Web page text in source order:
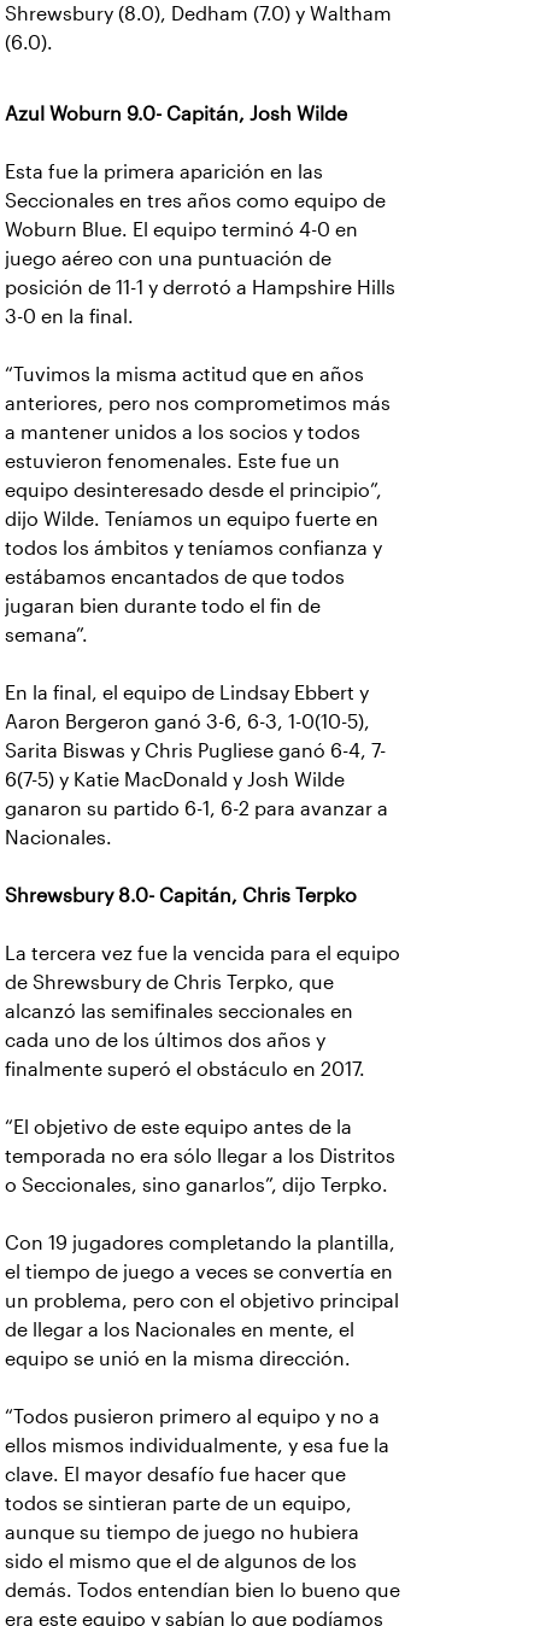
Shrewsbury (8.0), Dedham (7.0) y Waltham
(6.0).
Azul Woburn 9.0- Capitán, Josh Wilde
Esta fue la primera aparición en las
Seccionales en tres años como equipo de
Woburn Blue. El equipo terminó 4-0 en
juego aéreo con una puntuación de
posición de 11-1 y derrotó a Hampshire Hills
3-0 en la final.
“Tuvimos la misma actitud que en años
anteriores, pero nos comprometimos más
a mantener unidos a los socios y todos
estuvieron fenomenales. Este fue un
equipo desinteresado desde el principio”,
dijo Wilde. Teníamos un equipo fuerte en
todos los ámbitos y teníamos confianza y
estábamos encantados de que todos
jugaran bien durante todo el fin de
semana”.
En la final, el equipo de Lindsay Ebbert y
Aaron Bergeron ganó 3-6, 6-3, 1-0(10-5),
Sarita Biswas y Chris Pugliese ganó 6-4, 7-
6(7-5) y Katie MacDonald y Josh Wilde
ganaron su partido 6-1, 6-2 para avanzar a
Nacionales.
Shrewsbury 8.0- Capitán, Chris Terpko
La tercera vez fue la vencida para el equipo
de Shrewsbury de Chris Terpko, que
alcanzó las semifinales seccionales en
cada uno de los últimos dos años y
finalmente superó el obstáculo en 2017.
“El objetivo de este equipo antes de la
temporada no era sólo llegar a los Distritos
o Seccionales, sino ganarlos”, dijo Terpko.
Con 19 jugadores completando la plantilla,
el tiempo de juego a veces se convertía en
un problema, pero con el objetivo principal
de llegar a los Nacionales en mente, el
equipo se unió en la misma dirección.
“Todos pusieron primero al equipo y no a
ellos mismos individualmente, y esa fue la
clave. El mayor desafío fue hacer que
todos se sintieran parte de un equipo,
aunque su tiempo de juego no hubiera
sido el mismo que el de algunos de los
demás. Todos entendían bien lo bueno que
era este equipo y sabían lo que podíamos